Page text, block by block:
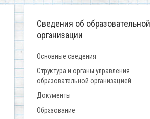
Сведения об образовательной
организации
Основные сведения
Структура и органы управления
образовательной организацией
Документы
Образование